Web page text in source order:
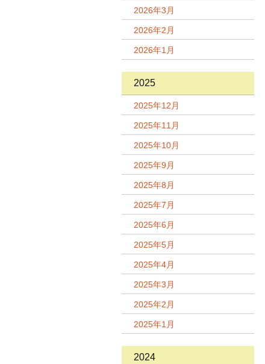
2026年3月
2026年2月
2026年1月
2025
2025年12月
2025年11月
2025年10月
2025年9月
2025年8月
2025年7月
2025年6月
2025年5月
2025年4月
2025年3月
2025年2月
2025年1月
2024